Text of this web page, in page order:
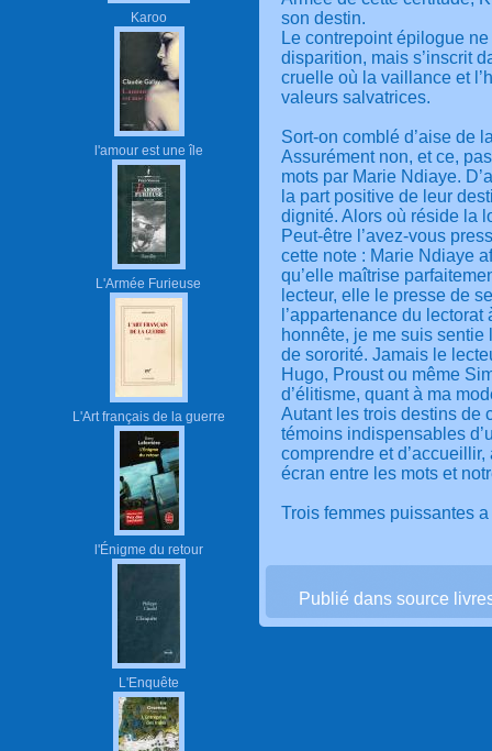
Karoo
l'amour est une île
L'Armée Furieuse
L'Art français de la guerre
l'Énigme du retour
L'Enquête
son destin.
Le contrepoint épilogue
disparition, mais s’inscrit
cruelle où la vaillance et
valeurs salvatrices.
Sort-on comblé d’aise de
Assurément non, et ce,
mots par Marie Ndiaye.
la part positive de leur
dignité. Alors où réside la
Peut-être l’avez-vous
cette note : Marie Ndiaye
qu’elle maîtrise
lecteur, elle le presse de
l’appartenance du
honnête, je me suis
de sororité. Jamais le
Hugo, Proust ou même
d’élitisme, quant à ma
Autant les trois destins de
témoins indispensables
comprendre et
écran entre les mots et
Trois femmes puissantes
Publié dans source